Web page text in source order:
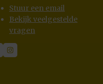
Stuur een email
Bekijk veelgestelde
vragen